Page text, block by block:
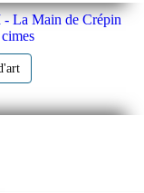
- La Main de Crépin